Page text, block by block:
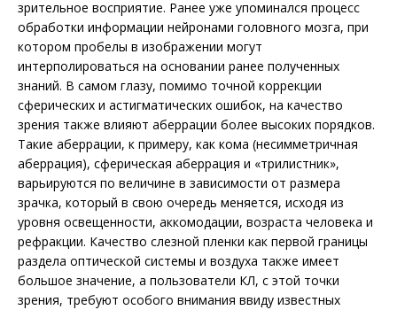
зрительное восприятие. Ранее уже упоминался процесс
обработки информации нейронами головного мозга, при
котором пробелы в изображении могут
интерполироваться на основании ранее полученных
знаний. В самом глазу, помимо точной коррекции
сферических и астигматических ошибок, на качество
зрения также влияют аберрации более высоких порядков.
Такие аберрации, к примеру, как кома (несимметричная
аберрация), сферическая аберрация и «трилистник»,
варьируются по величине в зависимости от размера
зрачка, который в свою очередь меняется, исходя из
уровня освещенности, аккомодации, возраста человека и
рефракции. Качество слезной пленки как первой границы
раздела оптической системы и воздуха также имеет
большое значение, а пользователи КЛ, с этой точки
зрения, требуют особого внимания ввиду известных